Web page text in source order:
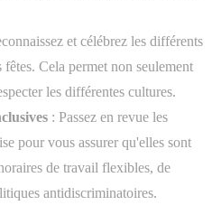
et célébrez les différents
Cela permet non seulement
les différentes cultures.
: Passez en revue les
pour vous assurer qu'elles sont
de travail flexibles, de
antidiscriminatoires.